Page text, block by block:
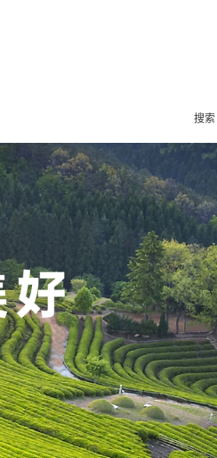
搜索